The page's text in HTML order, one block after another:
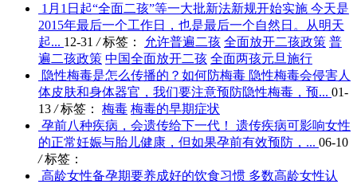
1月1日起“全面二孩”等一大批新法新规开始实施 今天是
2015年最后一个工作日，也是最后一个自然日。从明天
起... 12-31 /标签： 允许普遍二孩 全面放开二孩政策 普
遍二孩政策 中国全面放开二孩 全面两孩元旦施行
隐性梅毒是怎么传播的？如何防梅毒 隐性梅毒会侵害人
体皮肤和身体器官，我们要注意预防隐性梅毒，预... 01-
13 /标签： 梅毒 梅毒的早期症状
孕前八种疾病，会遗传给下一代！
遗传疾病可影响女性
的正常妊娠与胎儿健康，但如果孕前有效预防，... 06-10
/标签：
高龄女性备孕期要养成好的饮食习惯 多数高龄女性认